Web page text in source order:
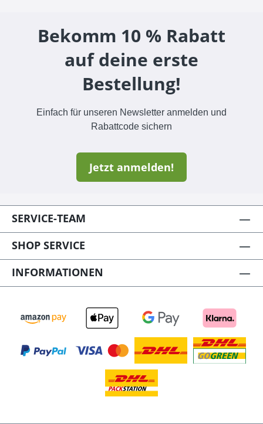
Bekomm 10 % Rabatt
auf deine erste
Bestellung!
Einfach für unseren Newsletter anmelden und
Rabattcode sichern
Jetzt anmelden!
SERVICE-TEAM
SHOP SERVICE
INFORMATIONEN